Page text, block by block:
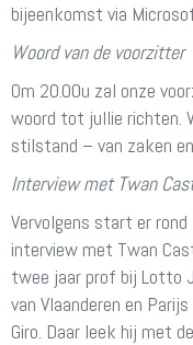
bijeenkomst via
Woord van de voorzitter
Om 20.00u zal onze
woord tot jullie richten.
stilstand – van zaken
Interview met Twan
Vervolgens start er
interview met Twan
twee jaar prof bij Lotto
van Vlaanderen en
Giro. Daar leek hij met